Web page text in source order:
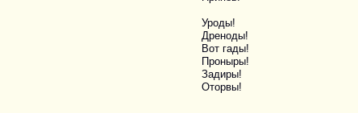
Уроды!
Дреноды!
Вот гады!
Проныры!
Задиры!
Оторвы!